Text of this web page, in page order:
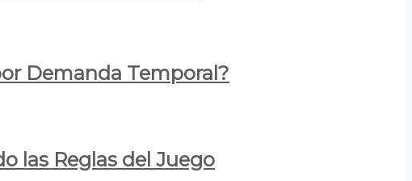
Demanda Temporal?
las Reglas del Juego